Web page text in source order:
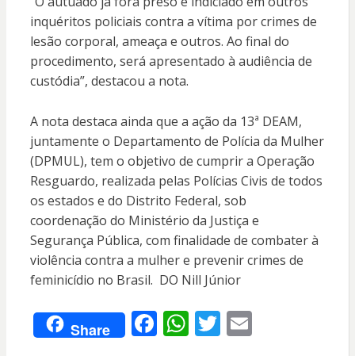
inquéritos policiais contra a vítima por crimes de
lesão corporal, ameaça e outros. Ao final do
procedimento, será apresentado à audiência de
custódia”, destacou a nota.
A nota destaca ainda que a ação da 13ª DEAM,
juntamente o Departamento de Polícia da Mulher
(DPMUL), tem o objetivo de cumprir a Operação
Resguardo, realizada pelas Polícias Civis de todos
os estados e do Distrito Federal, sob
coordenação do Ministério da Justiça e
Segurança Pública, com finalidade de combater à
violência contra a mulher e prevenir crimes de
feminicídio no Brasil. DO Nill Júnior
Share F W T E